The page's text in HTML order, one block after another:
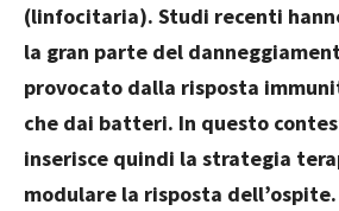
(linfocitaria). Studi recenti
la gran parte del
provocato dalla risposta
che dai batteri. In questo
inserisce quindi la strategia
modulare la risposta dell’ospite.